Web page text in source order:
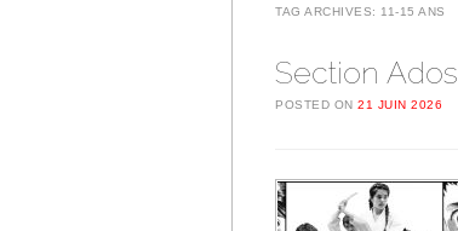
TAG ARCHIVES: 11-15 ANS
Section Ados
POSTED ON 21 JUIN 2026